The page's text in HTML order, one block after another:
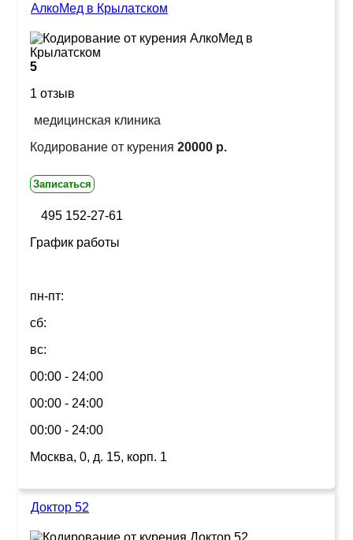
АлкоМед в Крылатском
5
1 отзыв
медицинская клиника
Кодирование от курения 20000 р.
Записаться
495 152-27-61
График работы
пн-пт:
сб:
вс:
00:00 - 24:00
00:00 - 24:00
00:00 - 24:00
Москва, 0, д. 15, корп. 1
Доктор 52